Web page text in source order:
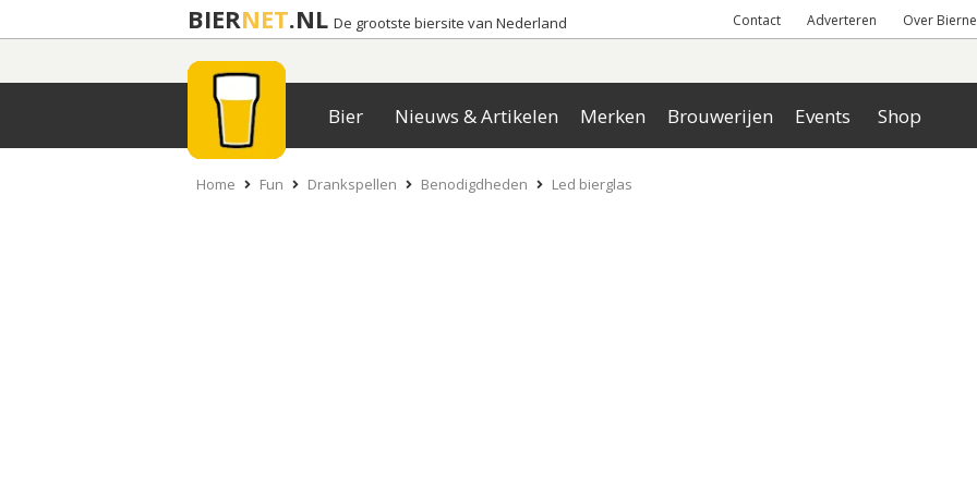
BIERNET.NL De grootste biersite van Nederland Contact Adverteren Over
Bier Nieuws & Artikelen Merken Brouwerijen Events Shop
Home Fun Drankspellen Benodigdheden Led bierglas